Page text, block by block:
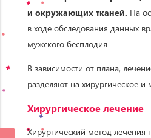
и окружающих тканей. На
в ходе обследования данных
мужского бесплодия.
В зависимости от плана,
разделяют на хирургическое и
Хирургическое лечение
Хирургический метод лечения